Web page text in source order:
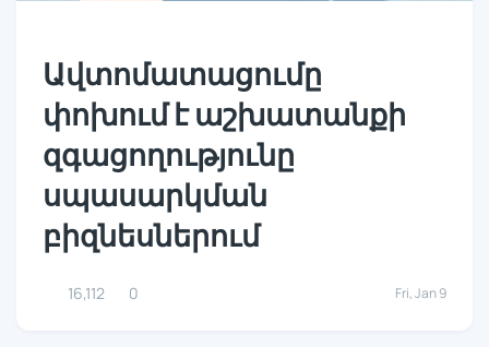
Ավտոմատացումը
փոխում է աշխատանքի
զգացողությունը
սպասարկման
բիզնեսներում
16,112 0 Fri, Jan 9